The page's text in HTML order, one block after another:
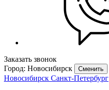
Заказать звонок
Город: Новосибирск
Сменить
Новосибирск Санкт-Петербург